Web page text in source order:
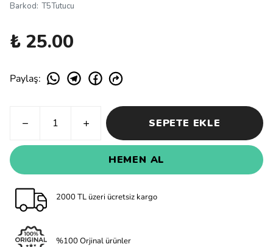
Barkod: T5Tutucu
₺ 25.00
Paylaş:
SEPETE EKLE
HEMEN AL
2000 TL üzeri ücretsiz kargo
%100 Orjinal ürünler